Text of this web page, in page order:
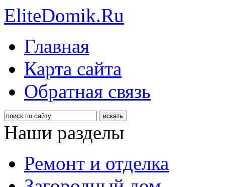
EliteDomik.Ru
Главная
Карта сайта
Обратная связь
Наши разделы
Ремонт и отделка